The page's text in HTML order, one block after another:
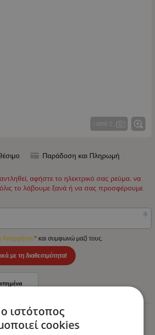
1 από 2
Παράδοση και Πληρωμή
αφήστε το ηλεκτρικό σας ρεύμα. να
το λάβουμε ξανά ή να σας προσφέρουμε
Απορρήτου" και συμφωνώ μαζί τους.
με τη διαθεσιμότητα!
ιστότοπος
cookies